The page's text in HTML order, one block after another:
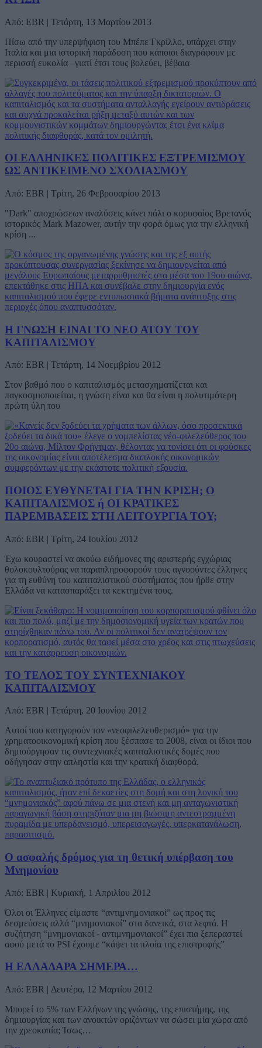
Από: EBR | Τετάρτη, 13 Μαρτίου 2013
Πίσω από την υπερψήφιση του Μπέπε Γκρίλλο, υπάρχει στην
Ιταλία και μια ιστορική παράδοση που κάποιοι διαγράφουν με
περισσή ευκολία –γιατί έτσι τους βολεύει, βέβαια
ΟΙ ΕΛΛΗΝΙΚΕΣ ΠΟΛΙΤΙΚΕΣ ΕΞΤΡΕΜΙΣΜΟΥ
ΩΣ ΑΝΤΙΚΕΙΜΕΝΟ ΣΧΟΛΙΑΣΜΟΥ
Από: EBR | Τρίτη, 26 Φεβρουαρίου 2013
"Dark" αποχρώσεων αναλύσεις κάνει πάλι ο κορυφαίος Βρετανός
ιστορικός Mark Mazower, αυτήν την φορά όμως για την ελληνική
κρίση ...
Η ΓΝΩΣΗ ΕΙΝΑΙ ΤΟ ΝΕΟ ΑΤΟΥ ΤΟΥ
ΚΑΠΙΤΑΛΙΣΜΟΥ
Από: EBR | Τετάρτη, 14 Νοεμβρίου 2012
Στον βαθμό που ο καπιταλισμός μετασχηματίζεται και
παγκοσμιοποιείται, η γνώση είναι και θα είναι η πολυτιμότερη
πρώτη ύλη του
ΠΟΙΟΣ ΕΥΘΥΝΕΤΑΙ ΓΙΑ ΤΗΝ ΚΡΙΣΗ; Ο
ΚΑΠΙΤΑΛΙΣΜΟΣ ή ΟΙ ΚΡΑΤΙΚΕΣ
ΠΑΡΕΜΒΑΣΕΙΣ ΣΤΗ ΛΕΙΤΟΥΡΓΙΑ ΤΟΥ;
Από: EBR | Τρίτη, 24 Ιουλίου 2012
Έχω κουραστεί να ακούω ειδήμονες της αριστερής εγχώριας
θολοκουλτούρας να παραπληροφορούν τους αγνοούντες έλληνες
για τη ευθύνη του καπιταλιστικού συστήματος που ήρθε στην
Ελλάδα να κατασπαράξει τα κεκτημένα τους.
ΤΟ ΤΕΛΟΣ ΤΟΥ ΣΥΝΤΕΧΝΙΑΚΟΥ
ΚΑΠΙΤΑΛΙΣΜΟΥ
Από: EBR | Τετάρτη, 20 Ιουνίου 2012
Αυτοί που κατηγορούν τον «νεοφιλελευθερισμό» για την
χρηματοοικονομική κρίση που ξέσπασε το 2008, είναι οι ίδιοι που
δημιούργησαν τις συντεχνιακές καπιταλιστικές δομές που
οδήγησαν στην απληστία και την κρατική διαφθορά.
Ο ασφαλής δρόμος για τη θετική υπέρβαση του
Μνημονίου
Από: EBR | Κυριακή, 1 Απριλίου 2012
Όλοι οι Έλληνες είμαστε “αντιμνημονιακοί” ως προς τις
δεσμεύσεις αλλά “μνημονιακοί” στα δανεικά, στα λεφτά. Η
συζήτηση “μνημονιακοί - αντιμνημονιακοί” έχει πια ξεπεραστεί
αφού μετά το PSI έχουμε “κάψει τα πλοία της επιστροφής”
Η ΕΛΛΑΔΑΡΑ ΣΗΜΕΡΑ…
Από: EBR | Δευτέρα, 12 Μαρτίου 2012
Μπορεί το 5% των Ελλήνων της γνώσης, της επιστήμης, της
δημιουργίας και των ανοικτών οριζόντων να σώσει μία χώρα από
την χρεοκοπία; Ίσως…